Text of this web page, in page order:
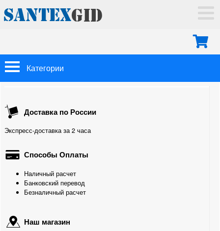
ГЛАВНАЯ
МОНТАЖ
КОНТАКТЫ
Категории
Трубы
Фитинги
Радиаторы отопления
Алюминиевые секционные
Доставка по России
Экспресс-доставка за 2 часа
Способы Оплаты
Наличный расчет
Банковский перевод
Безналичный расчет
Наш магазин